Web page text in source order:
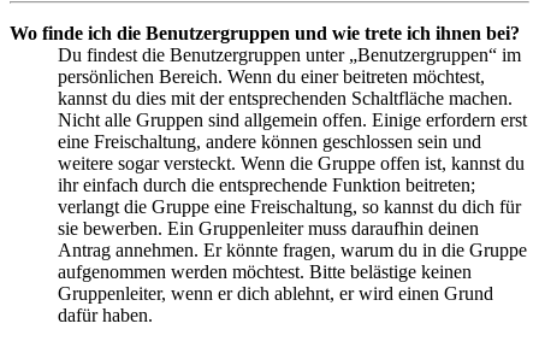
Wo finde ich die Benutzergruppen und wie trete ich ihnen bei?
Du findest die Benutzergruppen unter „Benutzergruppen“ im
persönlichen Bereich. Wenn du einer beitreten möchtest,
kannst du dies mit der entsprechenden Schaltfläche machen.
Nicht alle Gruppen sind allgemein offen. Einige erfordern erst
eine Freischaltung, andere können geschlossen sein und
weitere sogar versteckt. Wenn die Gruppe offen ist, kannst du
ihr einfach durch die entsprechende Funktion beitreten;
verlangt die Gruppe eine Freischaltung, so kannst du dich für
sie bewerben. Ein Gruppenleiter muss daraufhin deinen
Antrag annehmen. Er könnte fragen, warum du in die Gruppe
aufgenommen werden möchtest. Bitte belästige keinen
Gruppenleiter, wenn er dich ablehnt, er wird einen Grund
dafür haben.